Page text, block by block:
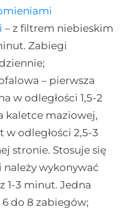
– z filtrem niebieskim
Zabiegi
– pierwsza
w odległości 1,5-2
kaletce maziowej,
odległości 2,5-3
stronie. Stosuje się
należy wykonywać
1-3 minut. Jedna
do 8 zabiegów;